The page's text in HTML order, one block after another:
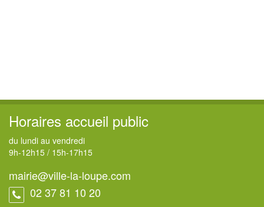
Horaires accueil public
du lundi au vendredi
9h-12h15 / 15h-17h15
mairie@ville-la-loupe.com
02 37 81 10 20